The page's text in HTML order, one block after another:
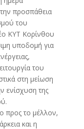
προσπάθεια
του
ΚΥΤ Κορίνθου
υποδομή για
του
στη μείωση
ενίσχυση της
προς το μέλλον,
και η